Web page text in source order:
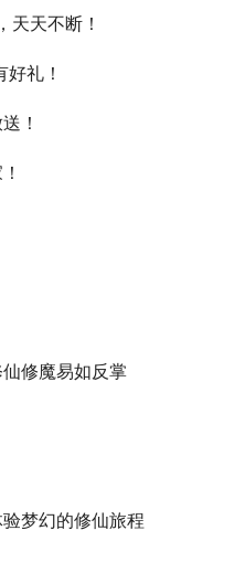
天天不断！
礼！
！
修魔易如反掌
梦幻的修仙旅程